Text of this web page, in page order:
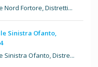
Fortore, Distretti...
Sinistra Ofanto,
Sinistra Ofanto, Distre...